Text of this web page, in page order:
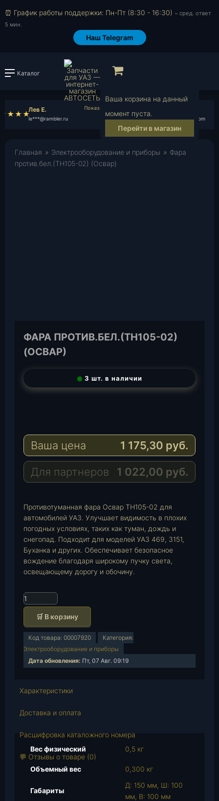
⏰ График работы поддержки: Пн-Пт (8:30 - 16:30) ~ сред. ответ
5 мин.
Наш Telegram
Каталог Войти или
Просмотр
Ваша корзина на данный
момент пуста.
Перейти в магазин
Лев Е.
le***@rambler.ru il***@yahoo.com
Главная » Электрооборудование и приборы » Фара
против.бел.(ТН105-02) (Освар)
ФАРА ПРОТИВ.БЕЛ.(ТН105-02)
(ОСВАР)
◉ 3 шт. в наличии
e
r
a
m
a
s
A
p
a
i
l
Ваша цена 1 175,30 руб.
Для партнеров 1 022,00 руб.
Противотуманная фара Освар ТН105-02 для
автомобилей УАЗ. Улучшает видимость в плохих
погодных условиях, таких как туман, дождь и
снегопад. Подходит для моделей УАЗ 469, 3151,
Буханка и других. Обеспечивает безопасное
вождение благодаря широкому пучку света,
освещающему дорогу и обочину.
К
о
и
в
т
в
р
🛒 В корзину
Код товара: 00007920
Категория:
Электрооборудование и приборы
Дата обновления: Пт, 07 Авг. 09:19
Характеристики
Доставка и оплата
Расшифровка каталожного номера
💬 Отзывы о товаре (0)
Вес физический 0,5 кг
Объемный вес 0,300 кг
Габариты
Д: 150 мм, Ш: 100
мм, В: 100 мм